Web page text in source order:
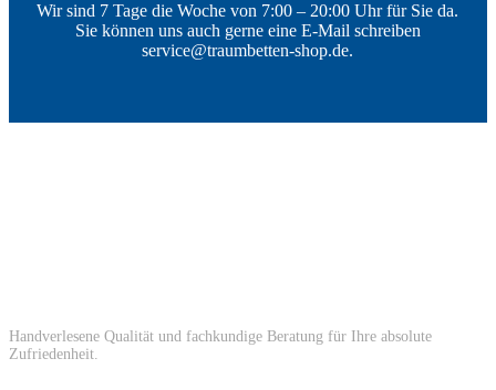
Wir sind 7 Tage die Woche von 7:00 – 20:00 Uhr für Sie da.
Sie können uns auch gerne eine E-Mail schreiben
service@traumbetten-shop.de.
Handverlesene Qualität und fachkundige Beratung für Ihre absolute
Zufriedenheit.